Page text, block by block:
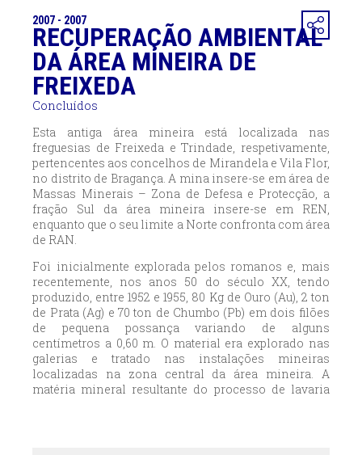
2007 - 2007
RECUPERAÇÃO AMBIENTAL
DA ÁREA MINEIRA DE
FREIXEDA
Concluídos
Esta antiga área mineira está localizada nas
freguesias de Freixeda e Trindade, respetivamente,
pertencentes aos concelhos de Mirandela e Vila Flor,
no distrito de Bragança. A mina insere-se em área de
Massas Minerais – Zona de Defesa e Protecção, a
fração Sul da área mineira insere-se em REN,
enquanto que o seu limite a Norte confronta com área
de RAN.
Foi inicialmente explorada pelos romanos e, mais
recentemente, nos anos 50 do século XX, tendo
produzido, entre 1952 e 1955, 80 Kg de Ouro (Au), 2 ton
de Prata (Ag) e 70 ton de Chumbo (Pb) em dois filões
de pequena possança variando de alguns
centímetros a 0,60 m. O material era explorado nas
galerias e tratado nas instalações mineiras
localizadas na zona central da área mineira. A
matéria mineral resultante do processo de lavaria